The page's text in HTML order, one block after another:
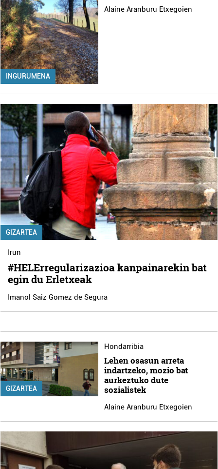
INGURUMENA
Alaine Aranburu Etxegoien
GIZARTEA
Irun
#HELErregularizazioa kanpainarekin bat
egin du Erletxeak
Imanol Saiz Gomez de Segura
GIZARTEA
Hondarribia
Lehen osasun arreta
indartzeko, mozio bat
aurkeztuko dute
sozialistek
Alaine Aranburu Etxegoien